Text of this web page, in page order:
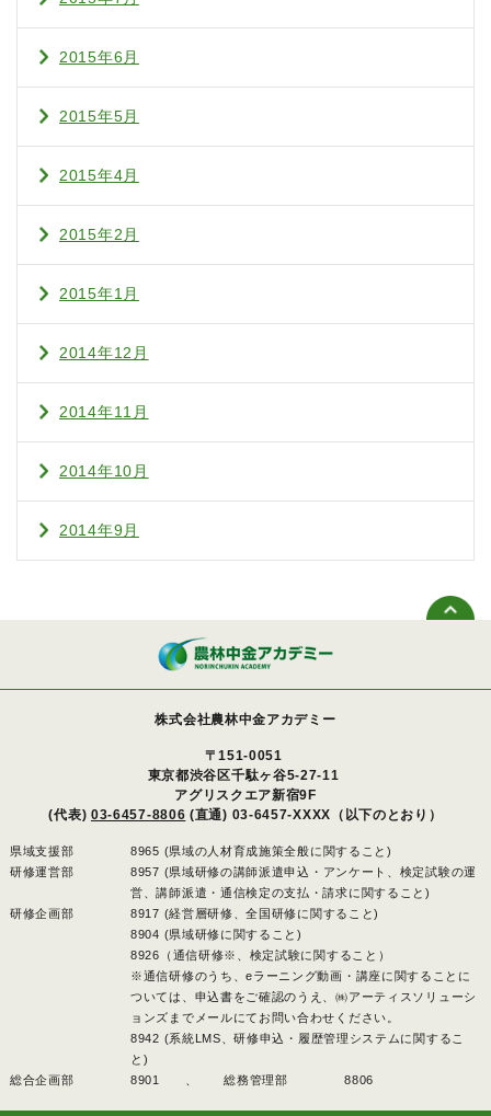
2015年6月
2015年5月
2015年4月
2015年2月
2015年1月
2014年12月
2014年11月
2014年10月
2014年9月
株式会社農林中金アカデミー
〒151-0051
東京都渋谷区千駄ヶ谷5-27-11
アグリスクエア新宿9F
(代表) 03-6457-8806 (直通) 03-6457-XXXX（以下のとおり）
県域支援部
8965 (県域の人材育成施策全般に関すること)
研修運営部
8957 (県域研修の講師派遣申込・アンケート、検定試験の運
営、講師派遣・通信検定の支払・請求に関すること)
研修企画部
8917 (経営層研修、全国研修に関すること)
8904 (県域研修に関すること)
8926（通信研修※、検定試験に関すること）
※通信研修のうち、eラーニング動画・講座に関することに
ついては、申込書をご確認のうえ、㈱アーティスソリューシ
ョンズまでメールにてお問い合わせください。
8942 (系統LMS、研修申込・履歴管理システムに関するこ
と)
総合企画部
8901 、総務管理部 8806